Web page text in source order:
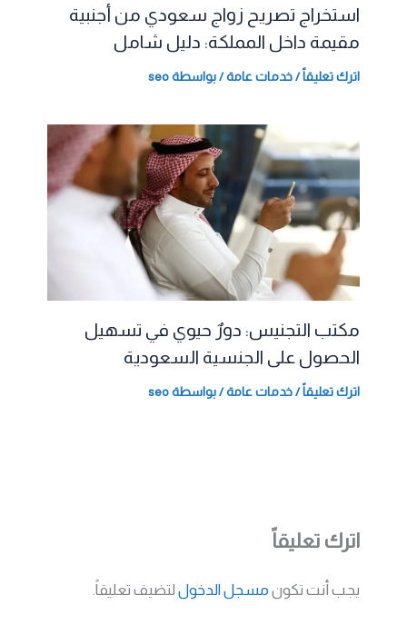
استخراج تصريح زواج سعودي من أجنبية
مقيمة داخل المملكة: دليل شامل
اترك تعليقاً /خدمات عامة/ بواسطة seo
مكتب التجنيس: دورٌ حيوي في تسهيل
الحصول على الجنسية السعودية
اترك تعليقاً /خدمات عامة/ بواسطة seo
اترك تعليقاً
يجب أنت تكون مسجل الدخوللتضيف تعليقاً.